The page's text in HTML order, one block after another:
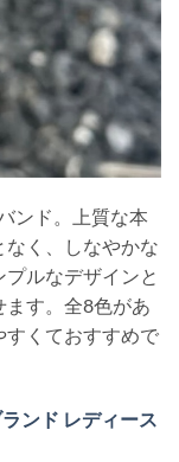
ンド。上質な本
く、しなやかな
ルなデザインと
す。全8色があ
すくておすすめで
ンド レディース